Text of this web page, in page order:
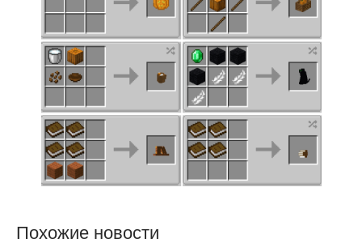
Похожие новости